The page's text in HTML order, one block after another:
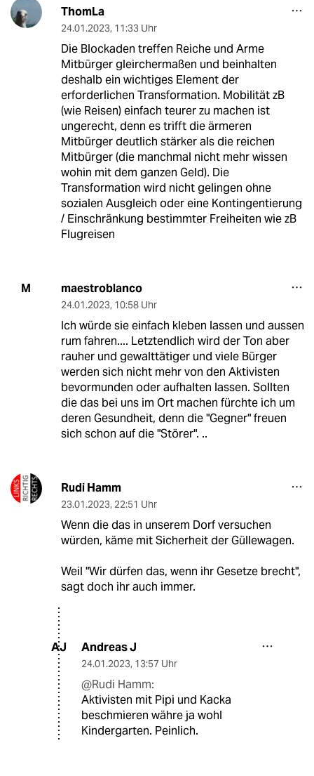
ThomLa
24.01.2023, 11:33 Uhr
Die Blockaden treffen Reiche und Arme
Mitbürger gleirchermaßen und beinhalten
deshalb ein wichtiges Element der
erforderlichen Transformation. Mobilität zB
(wie Reisen) einfach teurer zu machen ist
ungerecht, denn es trifft die ärmeren
Mitbürger deutlich stärker als die reichen
Mitbürger (die manchmal nicht mehr wissen
wohin mit dem ganzen Geld). Die
Transformation wird nicht gelingen ohne
sozialen Ausgleich oder eine Kontingentierung
/ Einschränkung bestimmter Freiheiten wie zB
Flugreisen
M maestroblanco
24.01.2023, 10:58 Uhr
Ich würde sie einfach kleben lassen und aussen
rum fahren.... Letztendlich wird der Ton aber
rauher und gewalttätiger und viele Bürger
werden sich nicht mehr von den Aktivisten
bevormunden oder aufhalten lassen. Sollten
die das bei uns im Ort machen fürchte ich um
deren Gesundheit, denn die "Gegner" freuen
sich schon auf die "Störer". ..
Rudi Hamm
23.01.2023, 22:51 Uhr
Wenn die das in unserem Dorf versuchen
würden, käme mit Sicherheit der Güllewagen.
Weil "Wir dürfen das, wenn ihr Gesetze brecht",
sagt doch ihr auch immer.
AJ Andreas J
24.01.2023, 13:57 Uhr
@Rudi Hamm:
Aktivisten mit Pipi und Kacka
beschmieren währe ja wohl
Kindergarten. Peinlich.